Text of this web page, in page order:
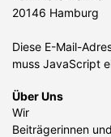
20146 Hamburg
Diese E-Mail-
muss JavaScript
Über Uns
Wir
Beiträgerinnen